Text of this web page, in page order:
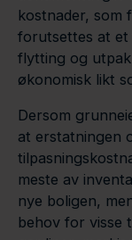
kostnader, som
forutsettes at
flytting og
økonomisk likt
Dersom
at erstatningen
meste av
nye boligen,
behov for visse